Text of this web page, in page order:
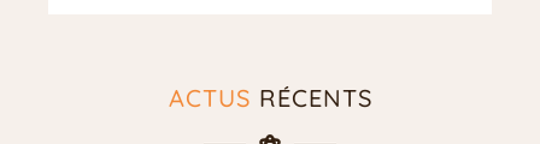
ACTUS RÉCENTS